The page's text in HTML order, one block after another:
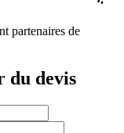
partenaires de
du devis